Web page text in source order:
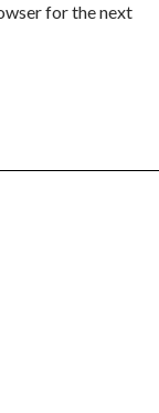
for the next